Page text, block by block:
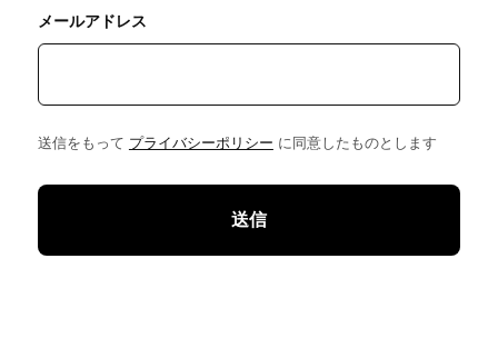
メールアドレス
送信をもって プライバシーポリシー に同意したものとします